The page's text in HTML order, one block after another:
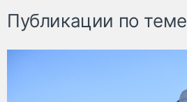
Публикации по теме